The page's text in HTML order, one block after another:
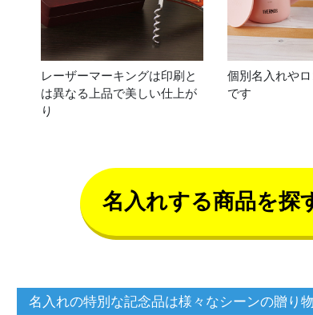
レーザーマーキングは印刷と
は異なる上品で美しい仕上が
り
個別名入れや
です
名入れする商品を探
名入れの特別な記念品は様々なシーンの贈り